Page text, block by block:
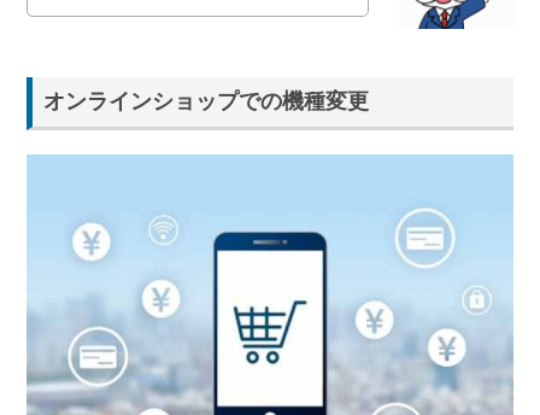
更
に
か
機種
変更
手数
料
オンラインショップでの機種変更